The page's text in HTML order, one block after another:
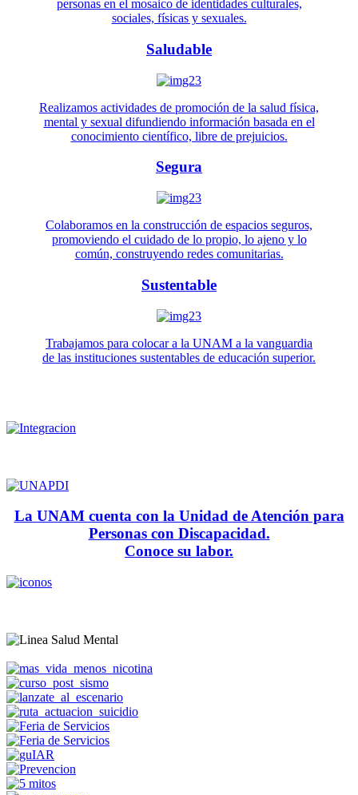
personas en el mosaico de identidades culturales,
sociales, físicas y sexuales.
Saludable
Realizamos actividades de promoción de la salud física,
mental y sexual difundiendo información basada en el
conocimiento científico, libre de prejuicios.
Segura
Colaboramos en la construcción de espacios seguros,
promoviendo el cuidado de lo propio, lo ajeno y lo
común, construyendo redes comunitarias.
Sustentable
Trabajamos para colocar a la UNAM a la vanguardia
de las instituciones sustentables de educación superior.
La UNAM cuenta con la Unidad de Atención para
Personas con Discapacidad.
Conoce su labor.